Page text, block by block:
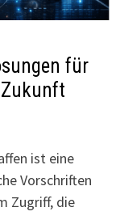
für
ist eine
Vorschriften
Zugriff, die